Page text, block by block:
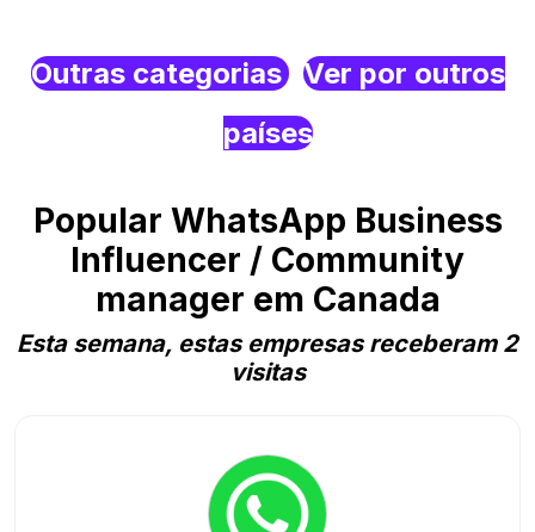
Outras categorias Ver por outros
países
Popular WhatsApp Business
Influencer / Community
manager em Canada
Esta semana, estas empresas receberam 2
visitas